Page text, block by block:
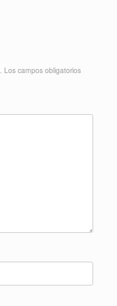
Los campos obligatorios